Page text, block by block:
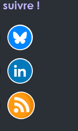
suivre !